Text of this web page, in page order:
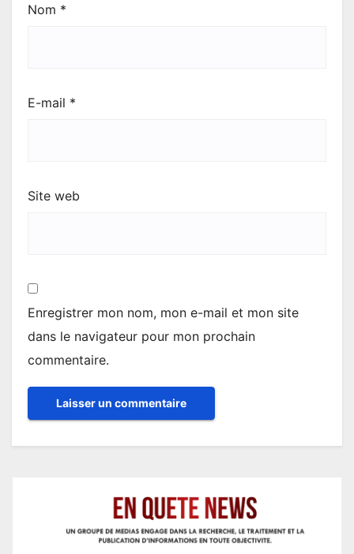
Nom *
E-mail *
Site web
Enregistrer mon nom, mon e-mail et mon site
dans le navigateur pour mon prochain
commentaire.